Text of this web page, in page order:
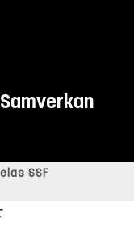
Samverkan
SSF